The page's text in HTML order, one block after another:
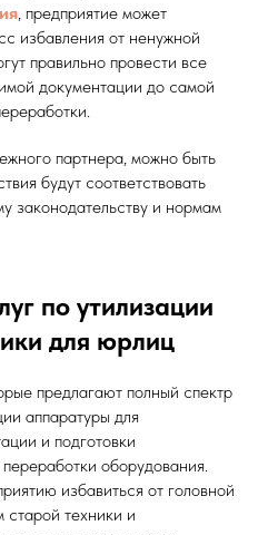
, предприятие может
избавления от ненужной
правильно провести все
документации до самой
партнера, можно быть
будут соответствовать
законодательству и нормам
по утилизации
для юрлиц
предлагают полный спектр
аппаратуры для
и подготовки
оборудования.
избавиться от головной
техники и